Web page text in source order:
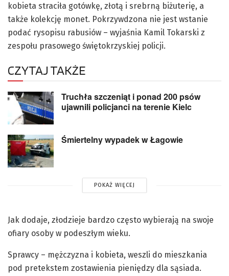
kobieta straciła gotówkę, złotą i srebrną biżuterię, a
także kolekcję monet. Pokrzywdzona nie jest wstanie
podać rysopisu rabusiów – wyjaśnia Kamil Tokarski z
zespołu prasowego świętokrzyskiej policji.
CZYTAJ TAKŻE
Truchła szczeniąt i ponad 200 psów
ujawnili policjanci na terenie Kielc
Śmiertelny wypadek w Łagowie
POKAŻ WIĘCEJ
Jak dodaje, złodzieje bardzo często wybierają na swoje
ofiary osoby w podeszłym wieku.
Sprawcy – mężczyzna i kobieta, weszli do mieszkania
pod pretekstem zostawienia pieniędzy dla sąsiada.